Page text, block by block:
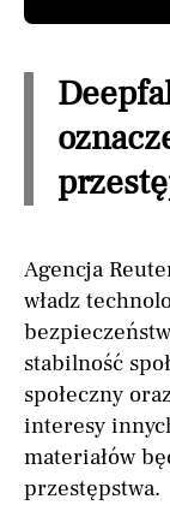
Agencja
władz
stabilność
społeczny
interesy
materiałów
przestępstwa.